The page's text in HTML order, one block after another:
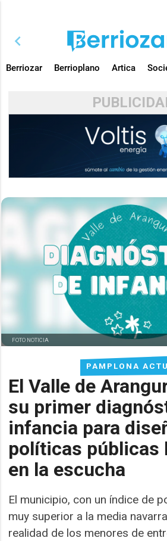
chevron_left
Berriozar Berrioplano Artica
PAMPLONA
El Valle de
su primer
infancia para
políticas públicas
en la escucha
El municipio, con un índice de
muy superior a la media
realidad de los menores de
FOTO NOTICIA